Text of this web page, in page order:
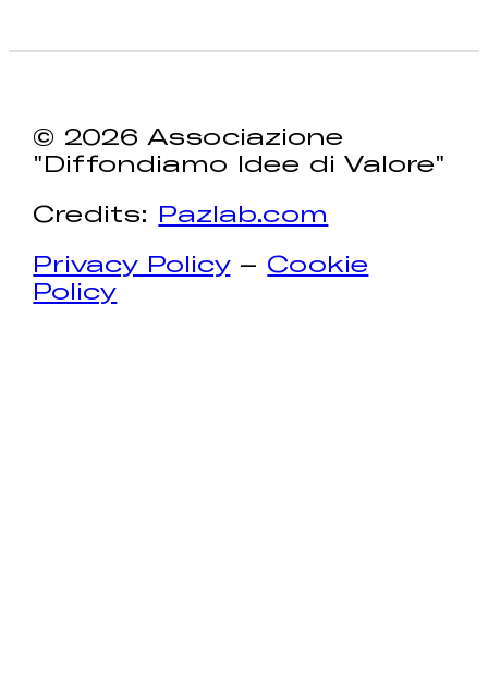
© 2026 Associazione
"Diffondiamo Idee di Valore"
Credits: Pazlab.com
Privacy Policy– Cookie
Policy